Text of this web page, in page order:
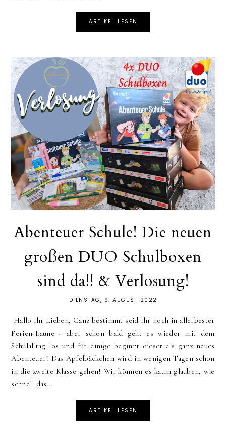
ARTIKEL LESEN
Abenteuer Schule! Die neuen
großen DUO Schulboxen
sind da!! & Verlosung!
DIENSTAG, 9. AUGUST 2022
Hallo Ihr Lieben, Ganz bestimmt seid Ihr noch in allerbester
Ferien-Laune - aber schon bald geht es wieder mit dem
Schulalltag los und für einige beginnt dieser als ganz neues
Abenteuer! Das Apfelbäckchen wird in wenigen Tagen schon
in die zweite Klasse gehen! Wir können es kaum glauben, wie
schnell das...
ARTIKEL LESEN